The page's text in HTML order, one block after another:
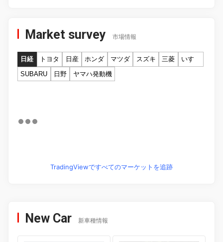
Market survey 市場情報
日経 トヨタ 日産 ホンダ マツダ スズキ 三菱
いすゞ
SUBARU
日野 ヤマハ発動機
TradingViewですべてのマーケットを追跡
New Car 新車種情報